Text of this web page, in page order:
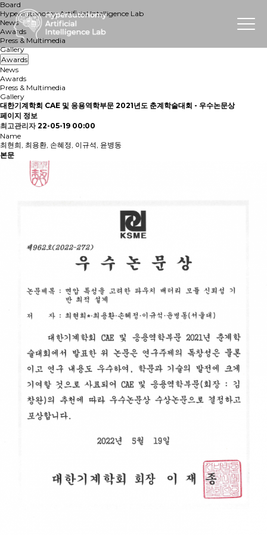
Board
Hyperautonomy Artificial Intelligence Lab
News
Awards
Press & Multimedia
Gallery
Awards
News
Awards
Press & Multimedia
Gallery
대한기계학회 CAE 및 응용역학부문 2021년도 춘계학술대회 - 우수논문상
페이지 정보
최고관리자 22-05-19 00:00
Name
최현희, 최용환, 손혜정, 이규석, 윤병동
본문